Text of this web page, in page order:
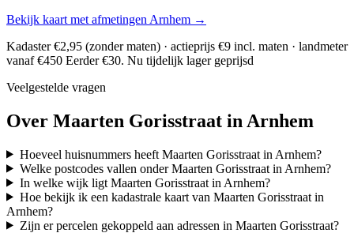
Bekijk kaart met afmetingen Arnhem →
Kadaster €2,95 (zonder maten) · actieprijs €9 incl. maten · landmeter
vanaf €450 Eerder €30. Nu tijdelijk lager geprijsd
Veelgestelde vragen
Over Maarten Gorisstraat in Arnhem
Hoeveel huisnummers heeft Maarten Gorisstraat in Arnhem?
Welke postcodes vallen onder Maarten Gorisstraat in Arnhem?
In welke wijk ligt Maarten Gorisstraat in Arnhem?
Hoe bekijk ik een kadastrale kaart van Maarten Gorisstraat in
Arnhem?
Zijn er percelen gekoppeld aan adressen in Maarten Gorisstraat?